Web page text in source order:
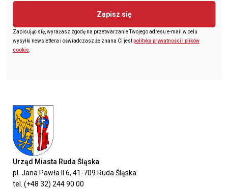
Zapisz się
Zapisując się, wyrażasz zgodę na przetwarzanie Twojego adresu e-mail w celu
wysyłki newslettera i oświadczasz że znana Ci jestpolityka prywatności i plików
cookie
Urząd Miasta Ruda Śląska
pl. Jana Pawła II 6, 41-709 Ruda Śląska
tel. (+48 32) 244 90 00